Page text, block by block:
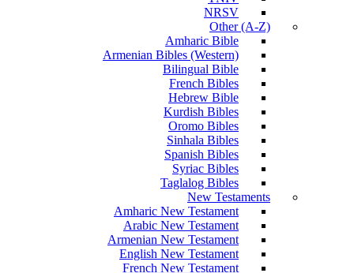
NRSV
Other (A-Z)
Amharic Bible
Armenian Bibles (Western)
Bilingual Bible
French Bibles
Hebrew Bible
Kurdish Bibles
Oromo Bibles
Sinhala Bibles
Spanish Bibles
Syriac Bibles
Taglalog Bibles
New Testaments
Amharic New Testament
Arabic New Testament
Armenian New Testament
English New Testament
French New Testament